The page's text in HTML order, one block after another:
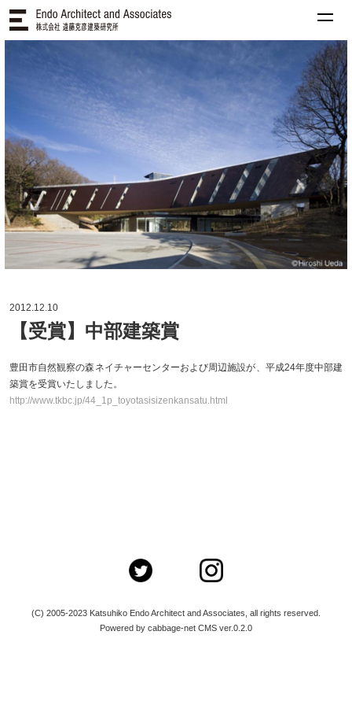
2012.12.10
【受賞】中部建築賞
豊田市自然観察の森ネイチャーセンターおよび周辺施設が、平成24年度中部建
築賞を受賞いたしました。
http://www.tkbc.jp/44_1p_toyotasisizenkansatu.html
(C) 2005-2023 Katsuhiko Endo Architect and Associates, all rights reserved.
Powered by cabbage-net CMS ver.0.2.0